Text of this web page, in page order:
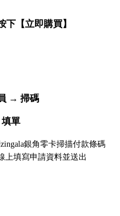
下【立即購買】
→ 掃碼
單
銀角零卡掃描付款條碼
上填寫申請資料並送出